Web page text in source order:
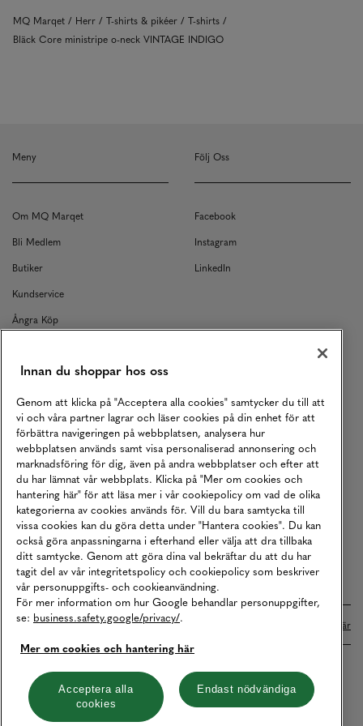
MQ Marqet Herr T-shirts & pikéer
T-shirts
Bläck Core ministripe o-neck VINTAGE INDIGO
Meny
Om MQ Marqet
Bli Medlem
Butiker
Kundservice
Ångra Köp
Returer
Köpvillkor
Karriär
Vårt Ansvar
Våra Tjänster
Press
Studentrabatt
B2B
Tillgänglighetsredogörelse
Följ Oss
Facebook
Instagram
LinkedIn
Betalningar online sköts i samarbete med Klarna. Läs mer här
Cookies Integritetspolicy
Hantera cookies
Innan du shoppar hos oss
Genom att klicka på "Acceptera alla cookies" samtycker du till att
vi och våra partner lagrar och läser cookies på din enhet för att
förbättra navigeringen på webbplatsen, analysera hur
webbplatsen används samt visa personaliserad annonsering och
marknadsföring för dig, även på andra webbplatser och efter att
du har lämnat vår webbplats. Klicka på "Mer om cookies och
hantering här" för att läsa mer i vår cookiepolicy om vad de olika
kategorierna av cookies används för. Vill du bara samtycka till
vissa cookies kan du göra detta under "Hantera cookies". Du kan
också göra anpassningarna i efterhand eller välja att dra tillbaka
ditt samtycke. Genom att göra dina val bekräftar du att du har
tagit del av vår integritetspolicy och cookiepolicy som beskriver
vår personuppgifts- och cookieanvändning.
För mer information om hur Google behandlar personuppgifter,
se: business.safety.google/privacy/.
Mer om cookies och hantering här
Acceptera alla
cookies
Endast nödvändiga